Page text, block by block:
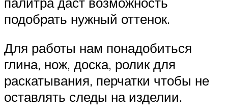
подобрать нужный оттенок.
Для работы нам понадобиться
глина, нож, доска, ролик для
раскатывания, перчатки чтобы не
оставлять следы на изделии.